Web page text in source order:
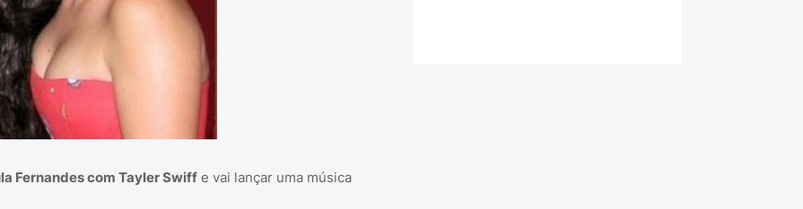
Fernandes com Tayler Swiffe vai lançar uma música